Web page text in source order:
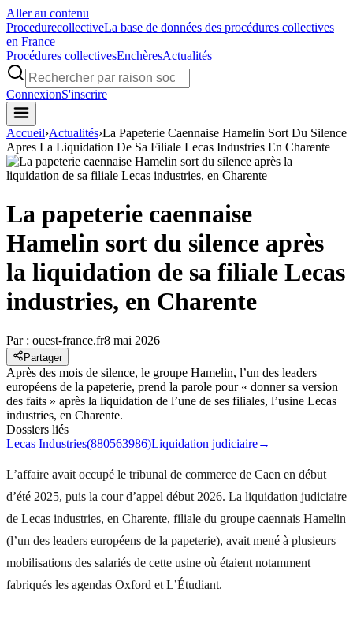
Aller au contenu
ProcedurecollectiveLa base de données des procédures collectives
en France
Procédures collectivesEnchèresActualités
ConnexionS'inscrire
Accueil›Actualités›La Papeterie Caennaise Hamelin Sort Du Silence
Apres La Liquidation De Sa Filiale Lecas Industries En Charente
La papeterie caennaise
Hamelin sort du silence après
la liquidation de sa filiale Lecas
industries, en Charente
Par : ouest-france.fr8 mai 2026
Partager
Après des mois de silence, le groupe Hamelin, l’un des leaders
européens de la papeterie, prend la parole pour « donner sa version
des faits » après la liquidation de l’une de ses filiales, l’usine Lecas
industries, en Charente.
Dossiers liés
Lecas Industries(880563986)Liquidation judiciaire→
L’affaire avait occupé le tribunal de commerce de Caen en début
d’été 2025, puis la cour d’appel début 2026. La liquidation judiciaire
de Lecas industries, en Charente, filiale du groupe caennais Hamelin
(l’un des leaders européens de la papeterie), avait mené à plusieurs
mobilisations des salariés de cette usine où étaient notamment
fabriqués les agendas Oxford et L’Étudiant.